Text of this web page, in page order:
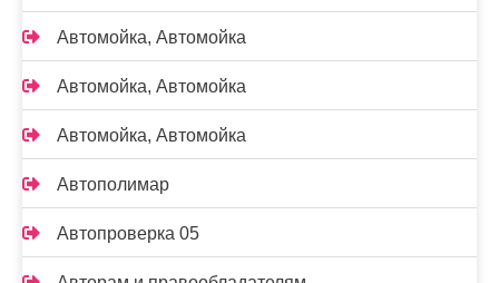
Автомойка, Автомойка
Автомойка, Автомойка
Автомойка, Автомойка
Автополимар
Автопроверка 05